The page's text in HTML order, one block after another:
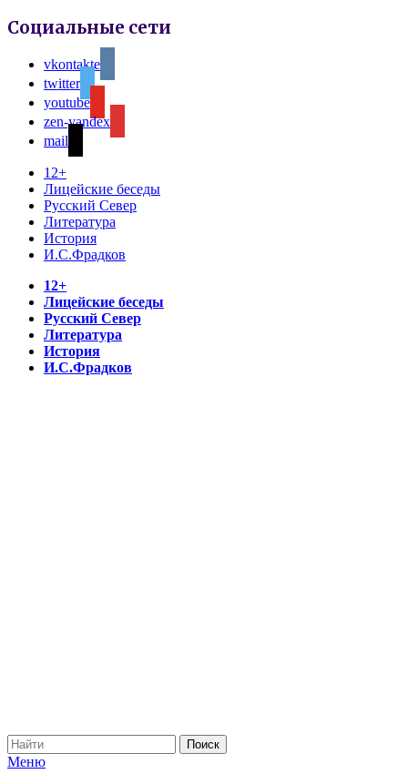
Социальные сети
vkontakte
twitter
youtube
zen-yandex
mail
12+
Лицейские беседы
Русский Север
Литература
История
И.С.Фрадков
12+
Лицейские беседы
Русский Север
Литература
История
И.С.Фрадков
Меню